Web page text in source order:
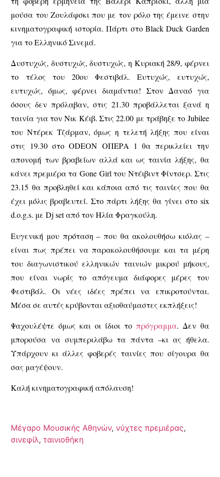
μούσα του Ζουλάφσκι που με τον ρόλο της έμεινε στην
κινηματογραφική ιστορία. Πάρτι στο Black Duck Garden
για το Ελληνικό Σινεμά.
Δυστυχώς, δυστυχώς, δυστυχώς, η Κυριακή 28/9, φέρνει
το τέλος του 20ου Φεστιβάλ. Ευτυχώς, ευτυχώς,
ευτυχώς, όμως, φέρνει διαμάντια! Στον Δαναό για
όσους δεν πρόλαβαν, στις 21.30 προβάλλεται ξανά η
ταινία για τον Νικ Κέιβ. Στις 22.00 με τράβηξε το Jubilee
του Ντέρεκ Τζάρμαν, όμως η τελετή λήξης που είναι
στις 19.30 στο ODEON ΟΠΕΡΑ 1 θα περικλείει την
απονομή των βραβείων αλλά και ως ταινία λήξης, θα
κάνει πρεμιέρα τα Gone Girl του Ντέιβιντ Φίντσερ. Στις
23.15 θα προβληθεί και κάποια από τις ταινίες που θα
έχει μόλις βραβευτεί. Στο πάρτι λήξης θα γίνει στο six
d.o.g.s. με Dj set από τον Ηλία Φραγκούλη.
Ευγενική μου πρόταση – που θα ακολουθήσω κιόλας –
είναι πως πρέπει να παρακολουθήσουμε και τα μέρη
του διαγωνιστικού ελληνικών ταινιών μικρού μήκους,
που είναι νωρίς το απόγευμα διάφορες μέρες του
Φεστιβάλ. Οι νέες ιδέες πρέπει να επικροτούνται.
Μέσα σε αυτές κρύβονται αξιοθαύμαστες εκπλήξεις!
Ψαχουλέψτε όμως και οι ίδιοι το πρόγραμμα. Δεν θα
μπορούσα να συμπεριλάβω τα πάντα –κι ας ήθελα.
Υπάρχουν κι άλλες φοβερές ταινίες που σίγουρα θα
σας μαγέψουν.
Καλή κινηματογραφική απόλαυση!
Μέγαρο Μουσικής Αθηνών,νύχτες πρεμιέρας,
σινεφίλ,ταινιοθήκη